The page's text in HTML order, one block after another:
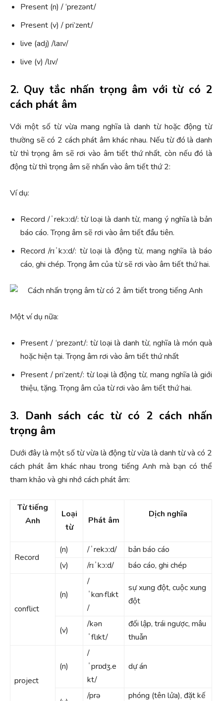
Present (n) / ‘prezənt/
Present (v) / pri’zent/
live (adj) /laɪv/
live (v) /lɪv/
2. Quy tắc nhấn trọng âm với từ có 2
cách phát âm
Với một số từ vừa mang nghĩa là danh từ hoặc động từ
thường sẽ có 2 cách phát âm khác nhau. Nếu từ đó là danh
từ thì trọng âm sẽ rơi vào âm tiết thứ nhất, còn nếu đó là
động từ thì trọng âm sẽ nhấn vào âm tiết thứ 2:
Ví dụ:
Record /ˈrekɔːd/: từ loại là danh từ, mang ý nghĩa là bản
báo cáo. Trọng âm sẽ rơi vào âm tiết đầu tiên.
Record /rɪˈkɔːd/: từ loại là động từ, mang nghĩa là báo
cáo, ghi chép. Trọng âm của từ sẽ rơi vào âm tiết thứ hai.
Một ví dụ nữa:
Present / ‘prezənt/: từ loại là danh từ, nghĩa là món quà
hoặc hiện tại. Trọng âm rơi vào âm tiết thứ nhất
Present / pri’zent/: từ loại là động từ, mang nghĩa là giới
thiệu, tặng. Trọng âm của từ rơi vào âm tiết thứ hai.
3. Danh sách các từ có 2 cách nhấn
trọng âm
Dưới đây là một số từ vừa là động từ vừa là danh từ và có 2
cách phát âm khác nhau trong tiếng Anh mà bạn có thể
tham khảo và ghi nhớ cách phát âm:
Từ tiếng
Anh
Loại
từ
Phát âm
Dịch nghĩa
Record
(n) /ˈrekɔːd/
bản báo cáo
(v)
/rɪˈkɔːd/ báo cáo, ghi chép
conflict
(n)
/
ˈkɑn·flɪkt
/
sự xung đột, cuộc xung
đột
(v)
/kən
ˈflɪkt/
đối lập, trái ngược, mâu
thuẫn
project
(n)
/
ˈprɒdʒ.e
kt/
dự án
/prə phóng (tên lửa), đặt kế